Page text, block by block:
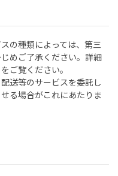
の種類によっては、第三
めご了承ください。詳細
ご覧ください。
送等のサービスを委託し
る場合がこれにあたりま